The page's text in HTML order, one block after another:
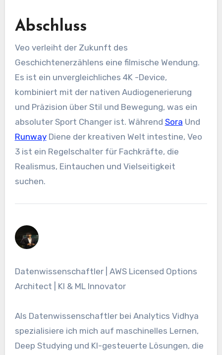
Abschluss
Veo verleiht der Zukunft des
Geschichtenerzählens eine filmische Wendung.
Es ist ein unvergleichliches 4K -Device,
kombiniert mit der nativen Audiogenerierung
und Präzision über Stil und Bewegung, was ein
absoluter Sport Changer ist. Während Sora Und
RunwayDiene der kreativen Welt intestine, Veo
3 ist ein Regelschalter für Fachkräfte, die
Realismus, Eintauchen und Vielseitigkeit
suchen.
Datenwissenschaftler | AWS Licensed Options
Architect | KI & ML Innovator
Als Datenwissenschaftler bei Analytics Vidhya
spezialisiere ich mich auf maschinelles Lernen,
Deep Studying und KI-gesteuerte Lösungen, die